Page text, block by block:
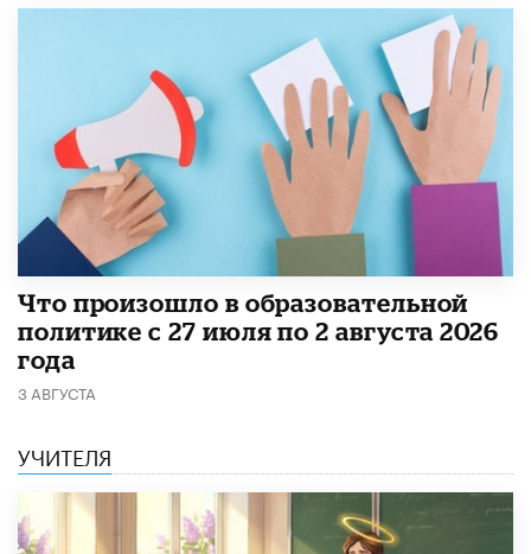
​Что произошло в образовательной
политике с 27 июля по 2 августа 2026
года
3 АВГУСТА
УЧИТЕЛЯ